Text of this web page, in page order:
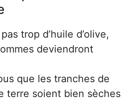
trop d’huile d’olive,
deviendront
que les tranches de
terre soient bien sèches